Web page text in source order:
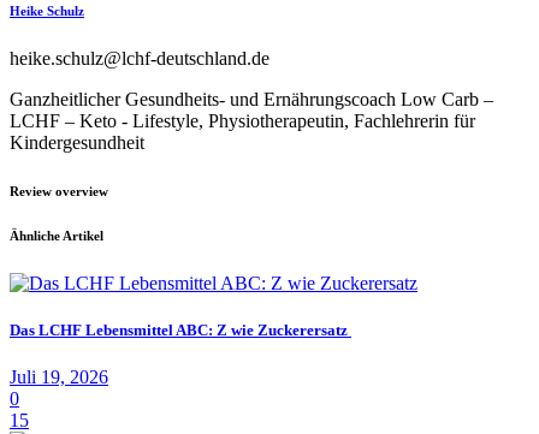
Heike Schulz
heike.schulz@lchf-deutschland.de
Ganzheitlicher Gesundheits- und Ernährungscoach Low Carb –
LCHF – Keto - Lifestyle, Physiotherapeutin, Fachlehrerin für
Kindergesundheit
Review overview
Ähnliche Artikel
Das LCHF Lebensmittel ABC: Z wie Zuckerersatz
Juli 19, 2026
0
15